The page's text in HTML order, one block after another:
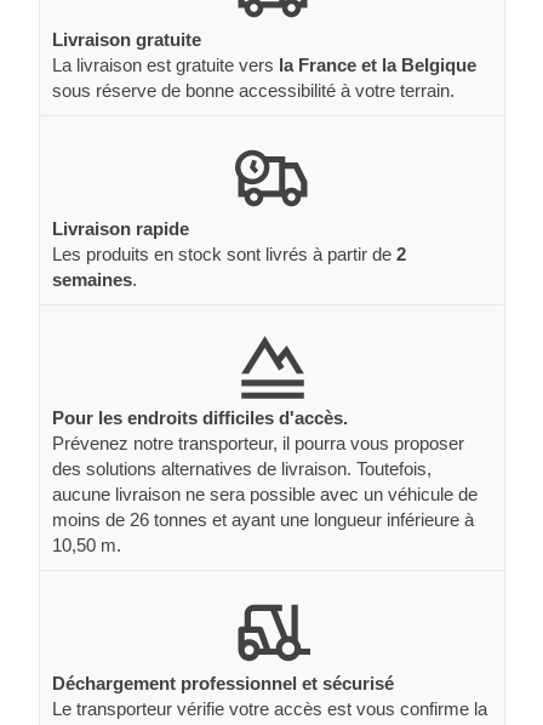
Livraison gratuite
La livraison est gratuite vers la France et la Belgique
sous réserve de bonne accessibilité à votre terrain.
Livraison rapide
Les produits en stock sont livrés à partir de 2
semaines.
Pour les endroits difficiles d'accès.
Prévenez notre transporteur, il pourra vous proposer
des solutions alternatives de livraison. Toutefois,
aucune livraison ne sera possible avec un véhicule de
moins de 26 tonnes et ayant une longueur inférieure à
10,50 m.
Déchargement professionnel et sécurisé
Le transporteur vérifie votre accès est vous confirme la